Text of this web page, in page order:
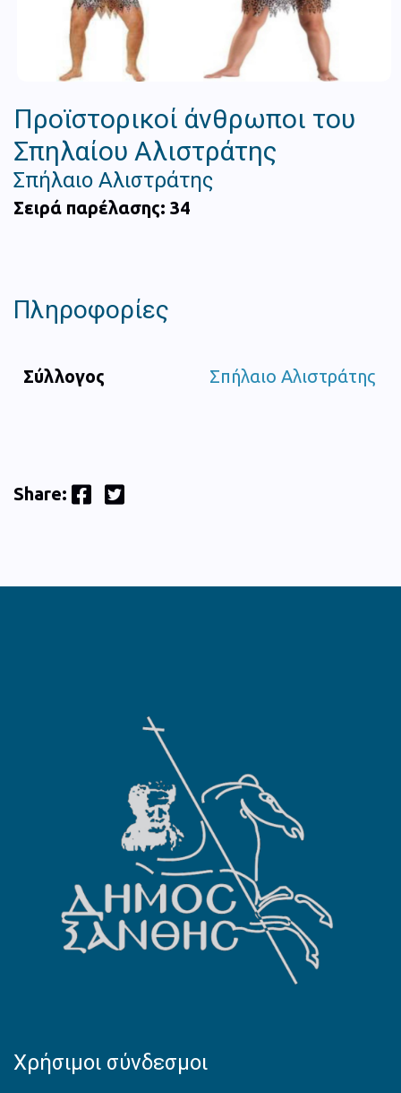
Προϊστορικοί άνθρωποι του
Σπηλαίου Αλιστράτης
Σπήλαιο Αλιστράτης
Σειρά παρέλασης: 34
Πληροφορίες
Σύλλογος Σπήλαιο Αλιστράτης
Share: Facebook Twitter
Χρήσιμοι σύνδεσμοι